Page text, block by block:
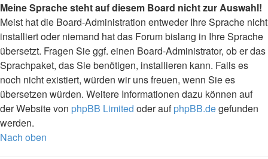
Meine Sprache steht auf diesem Board nicht zur Auswahl!
Meist hat die Board-Administration entweder Ihre Sprache nicht
installiert oder niemand hat das Forum bislang in Ihre Sprache
übersetzt. Fragen Sie ggf. einen Board-Administrator, ob er das
Sprachpaket, das Sie benötigen, installieren kann. Falls es
noch nicht existiert, würden wir uns freuen, wenn Sie es
übersetzen würden. Weitere Informationen dazu können auf
der Website von phpBB Limited oder aufphpBB.degefunden
werden.
Nach oben